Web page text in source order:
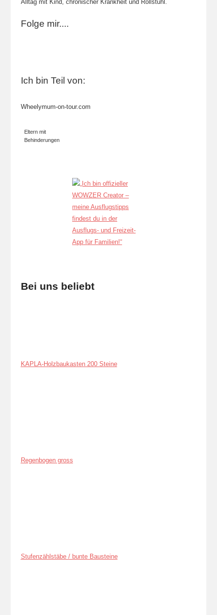
Alltag mit Kind, chronischer Krankheit und Rollstuhl.
Folge mir....
Ich bin Teil von:
Wheelymum-on-tour.com
Eltern mit
Behinderungen
Bei uns beliebt
KAPLA-Holzbaukasten 200 Steine
Regenbogen gross
Stufenzählstäbe / bunte Bausteine